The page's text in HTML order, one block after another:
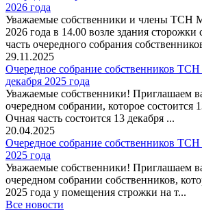
2026 года
Уважаемые собственники и члены ТСН
2026 года в 14.00 возле здания сторожки
часть очередного собрания
29.11.2025
Очередное собрание собственников
декабря 2025 года
Уважаемые собственники! Приглашаем
очередном собрании, которое состоится
Очная часть состоится 13 декабря ...
20.04.2025
Очередное собрание собственников
2025 года
Уважаемые собственники! Приглашаем
очередном собрании собственников,
2025 года у помещения строжки на т...
Все новости